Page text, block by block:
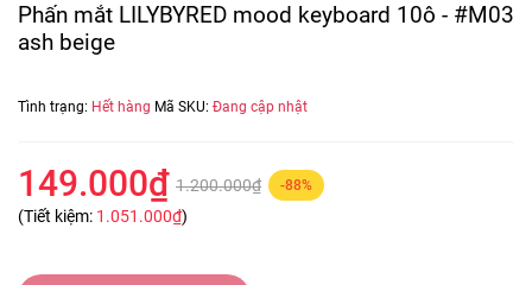
Phấn mắt LILYBYRED mood keyboard 10ô - #M03
ash beige
Tình trạng: Hết hàng Mã SKU: Đang cập nhật
149.000₫ 1.200.000₫ -88%
(Tiết kiệm: 1.051.000₫)